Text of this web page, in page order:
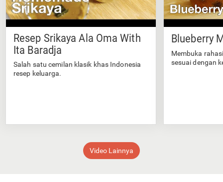
Resep Srikaya Ala Oma With
Ita Baradja
Salah satu cemilan klasik khas Indonesia
resep keluarga.
Blueberry
Membuka
sesuai dengan
Video Lainnya